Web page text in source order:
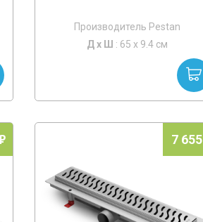
Производитель Pestan
Д х Ш : 65 x 9.4 см
7 655